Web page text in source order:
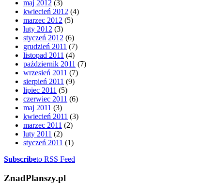
maj 2012 (3)
kwiecień 2012 (4)
marzec 2012 (5)
luty 2012 (3)
styczeń 2012 (6)
grudzień 2011 (7)
listopad 2011 (4)
październik 2011 (7)
wrzesień 2011 (7)
sierpień 2011 (9)
lipiec 2011 (5)
czerwiec 2011 (6)
maj 2011 (3)
kwiecień 2011 (3)
marzec 2011 (2)
luty 2011 (2)
styczeń 2011 (1)
Subscribeto RSS Feed
ZnadPlanszy.pl